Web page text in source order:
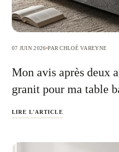
07 JUIN 2026 PAR CHLOÉ VAREYNE
Mon avis après deux
granit pour ma table
LIRE L'ARTICLE